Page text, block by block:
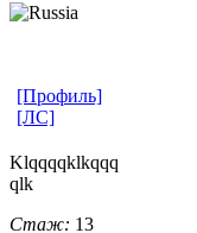
[Профиль]
[ЛС]
Klqqqqklkqqq
qlk
Стаж: 13